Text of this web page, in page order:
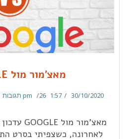
מאצ'מור מול GOOGLE
30/10/2020
1:57 pm 26 תגובות